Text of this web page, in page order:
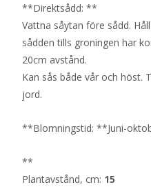
**Direktsådd: **
Vattna såytan före sådd.
sådden tills groningen har
20cm avstånd.
Kan sås både vår och höst.
jord.
**Blomningstid: **Juni-
**
Plantavstånd, cm: 15